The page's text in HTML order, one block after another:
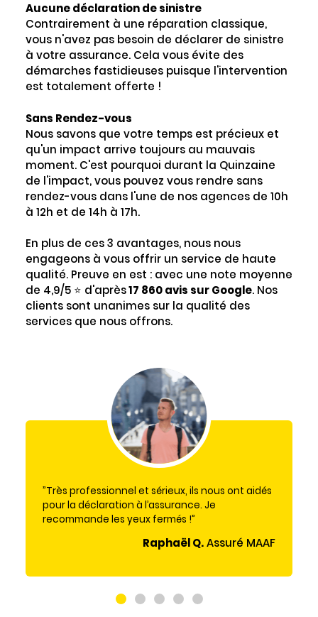
Aucune déclaration de sinistre
Contrairement à une réparation classique,
vous n'avez pas besoin de déclarer de sinistre
à votre assurance. Cela vous évite des
démarches fastidieuses puisque l'intervention
est totalement offerte !
Sans Rendez-vous
Nous savons que votre temps est précieux et
qu'un impact arrive toujours au mauvais
moment. C'est pourquoi durant la Quinzaine
de l'impact, vous pouvez vous rendre sans
rendez-vous dans l'une de nos agences de 10h
à 12h et de 14h à 17h.
En plus de ces 3 avantages, nous nous
engageons à vous offrir un service de haute
qualité. Preuve en est : avec une note moyenne
de 4,9/5 ⭐ d'après17 860 avis sur Google. Nos
clients sont unanimes sur la qualité des
services que nous offrons.
Très professionnel et sérieux, ils nous ont aidés
pour la déclaration à l’assurance. Je
recommande les yeux fermés !
Raphaël Q.Assuré MAAF